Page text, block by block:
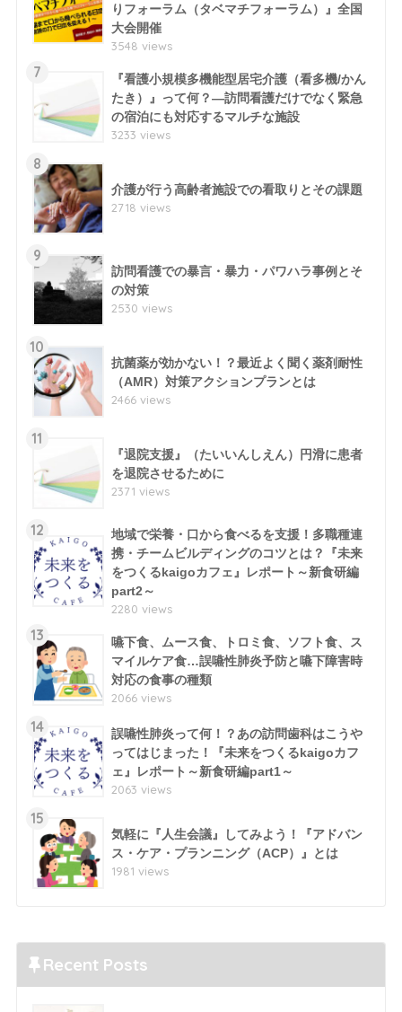
りフォーラム（タベマチフォーラム）』全国
大会開催
3548 views
7
『看護小規模多機能型居宅介護（看多機/かん
たき）』って何？―訪問看護だけでなく緊急
の宿泊にも対応するマルチな施設
3233 views
8
介護が行う高齢者施設での看取りとその課題
2718 views
9
訪問看護での暴言・暴力・パワハラ事例とそ
の対策
2530 views
10
抗菌薬が効かない！？最近よく聞く薬剤耐性
（AMR）対策アクションプランとは
2466 views
11
『退院支援』（たいいんしえん）円滑に患者
を退院させるために
2371 views
12
地域で栄養・口から食べるを支援！多職種連
携・チームビルディングのコツとは？『未来
をつくるkaigoカフェ』レポート～新食研編
part2～
2280 views
13
嚥下食、ムース食、トロミ食、ソフト食、ス
マイルケア食…誤嚥性肺炎予防と嚥下障害時
対応の食事の種類
2066 views
14
誤嚥性肺炎って何！？あの訪問歯科はこうや
ってはじまった！『未来をつくるkaigoカフ
ェ』レポート～新食研編part1～
2063 views
15
気軽に『人生会議』してみよう！『アドバン
ス・ケア・プランニング（ACP）』とは
1981 views
Recent Posts